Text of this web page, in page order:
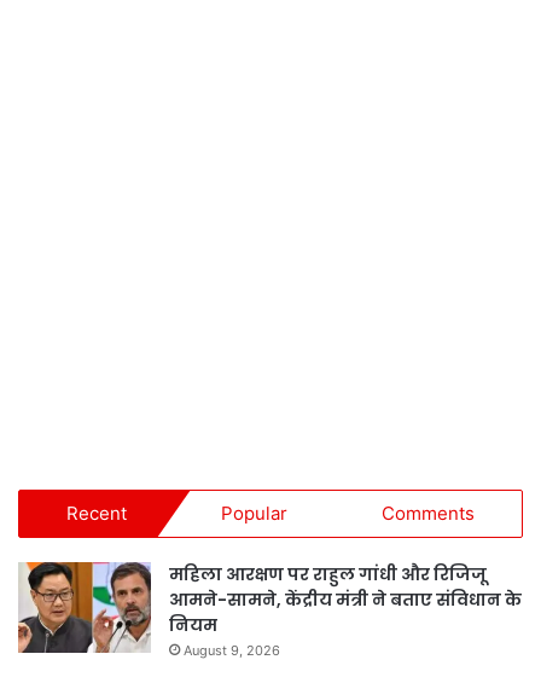
Recent Popular Comments
महिला आरक्षण पर राहुल गांधी और रिजिजू
आमने-सामने, केंद्रीय मंत्री ने बताए संविधान के
नियम
August 9, 2026